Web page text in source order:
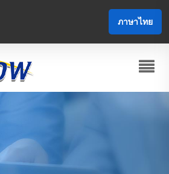
ภาษาไทย